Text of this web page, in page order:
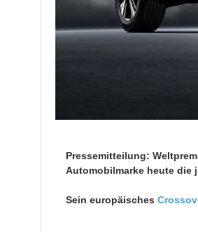
Pressemitteilung:
Automobilmarke heute die
Sein europäisches